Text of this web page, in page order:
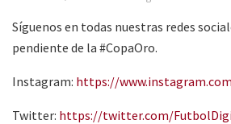
Síguenos en todas nuestras redes
pendiente de la #CopaOro.
Instagram: https://
Twitter: https://twitter.com/